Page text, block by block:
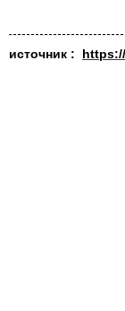
источник :